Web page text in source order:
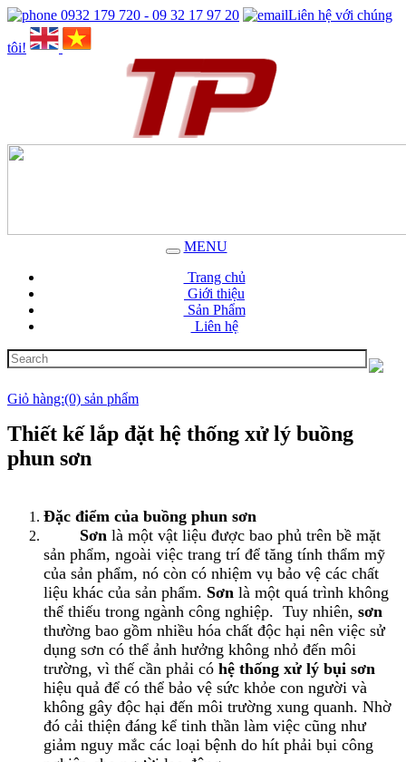
0932 179 720 - 09 32 17 97 20 Liên hệ với chúng
tôi!
MENU
Trang chủ
Giới thiệu
Sản Phẩm
Liên hệ
Giỏ hàng:(0) sản phẩm
Thiết kế lắp đặt hệ thống xử lý buồng
phun sơn
Đặc điểm của buồng phun sơn
Sơn là một vật liệu được bao phủ trên bề mặt
sản phẩm, ngoài việc trang trí để tăng tính thẩm mỹ
của sản phẩm, nó còn có nhiệm vụ bảo vệ các chất
liệu khác của sản phẩm. Sơn là một quá trình không
thể thiếu trong ngành công nghiệp. Tuy nhiên, sơn
thường bao gồm nhiều hóa chất độc hại nên việc sử
dụng sơn có thể ảnh hưởng không nhỏ đến môi
trường, vì thế cần phải có hệ thống xử lý bụi sơn
hiệu quả để có thể bảo vệ sức khỏe con người và
không gây độc hại đến môi trường xung quanh. Nhờ
đó cải thiện đáng kể tinh thần làm việc cũng như
giảm nguy mắc các loại bệnh do hít phải bụi công